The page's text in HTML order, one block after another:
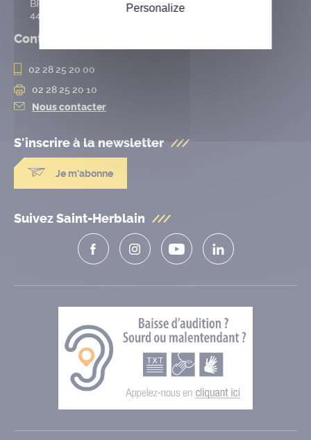
BP 50167
44802 Saint-Herblain cedex
Contact
02 28 25 20 00
02 28 25 20 10
Nous contacter
S'inscrire à la newsletter
Je m'abonne
Suivez Saint-Herblain
Personalize